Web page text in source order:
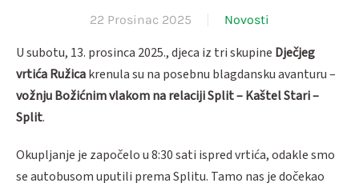
22 Prosinac 2025 Novosti
U subotu, 13. prosinca 2025., djeca iz tri skupine Dječjeg
vrtića Ružicakrenula su na posebnu blagdansku avanturu –
vožnju Božićnim vlakom na relaciji Split – Kaštel Stari –
Split.
Okupljanje je započelo u 8:30 sati ispred vrtića, odakle smo
se autobusom uputili prema Splitu. Tamo nas je dočekao